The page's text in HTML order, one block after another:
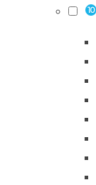
10